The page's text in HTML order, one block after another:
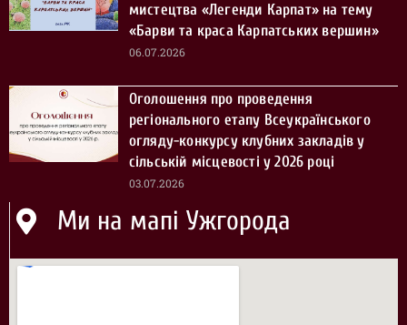
мистецтва «Легенди Карпат» на тему
«Барви та краса Карпатських вершин»
06.07.2026
Оголошення про проведення
регіонального етапу Всеукраїнського
огляду-конкурсу клубних закладів у
сільській місцевості у 2026 році
03.07.2026
Ми на мапі Ужгорода